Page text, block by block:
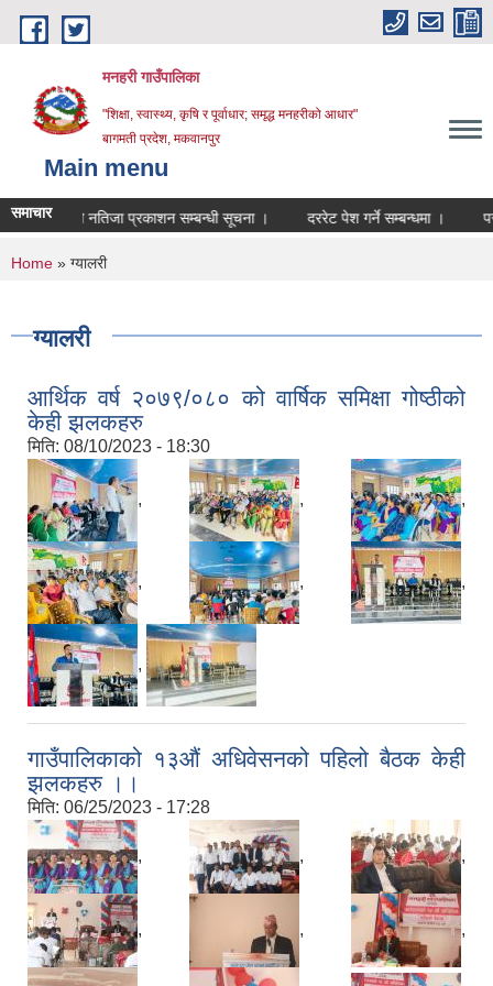
Skip to main content
मनहरी गाउँपालिका
"शिक्षा, स्वास्थ्य, कृषि र पूर्वाधार; समृद्ध मनहरीको आधार"
बागमती प्रदेश, मकवानपुर
Main menu
समाचारनतिजा प्रकाशन सम्बन्धी सूचना । दररेट पेश गर्ने सम्बन्धमा । परीक्षा
You are here
Home » ग्यालरी
ग्यालरी
आर्थिक वर्ष २०७९/०८० को वार्षिक समिक्षा गोष्ठीको
केही झलकहरु
मिति: 08/10/2023 - 18:30
, , ,
, , ,
,
गाउँपालिकाको १३औं अधिवेसनको पहिलो बैठक केही
झलकहरु ।।
मिति: 06/25/2023 - 17:28
, , ,
, , ,